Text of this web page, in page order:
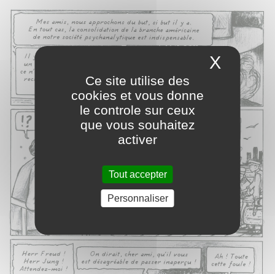
Ce site utilise des
cookies et vous donne
le controle sur ceux
que vous souhaitez
activer
Tout accepter
Personnaliser
X